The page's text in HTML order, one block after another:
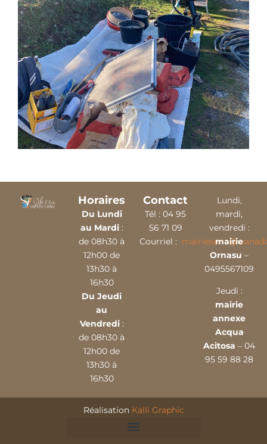
Horaires
Du Lundi
au Mardi:
de 08h30 à
12h00 de
13h30 à
16h30
Du Jeudi
au
Vendredi:
de 08h30 à
12h00 de
13h30 à
16h30
Contact
Tél : 04 95
56 71 09
Courriel :
Lundi,
mardi,
vendredi :
mairie
Ornasu –
0495567109
Jeudi :
mairie
annexe
Acqua
Acitosa – 04
95 59 88 28
Réalisation Kalli Graphic